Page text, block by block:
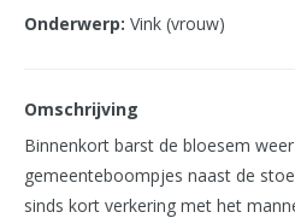
Onderwerp: Vink (vrouw)
Omschrijving
Binnenkort barst de bloesem
gemeenteboompjes naast de
sinds kort verkering met het